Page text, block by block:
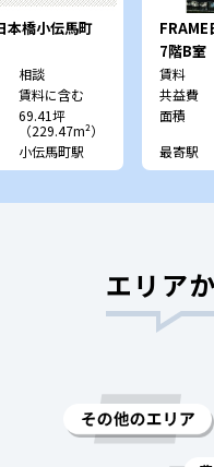
本橋小伝馬町
相談
賃料に含む
69.41坪
（229.47m²）
小伝馬町駅
FRAME
7階B室
賃料
共益費
面積
最寄駅
エリア